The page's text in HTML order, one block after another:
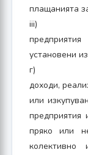
плащанията
iii)
установени
г)
доходи,
или
предприятия
пряко или
колективно